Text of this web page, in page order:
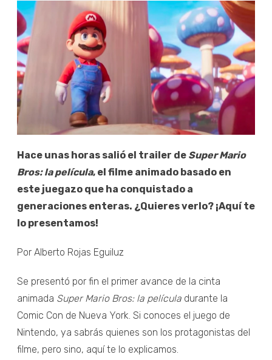
Hace unas horas salió el trailer de Super Mario
Bros: la película, el filme animado basado en
este juegazo que ha conquistado a
generaciones enteras. ¿Quieres verlo? ¡Aquí te
lo presentamos!
Por Alberto Rojas Eguiluz
Se presentó por fin el primer avance de la cinta
animada Super Mario Bros: la película durante la
Comic Con de Nueva York. Si conoces el juego de
Nintendo, ya sabrás quienes son los protagonistas del
filme, pero sino, aquí te lo explicamos.